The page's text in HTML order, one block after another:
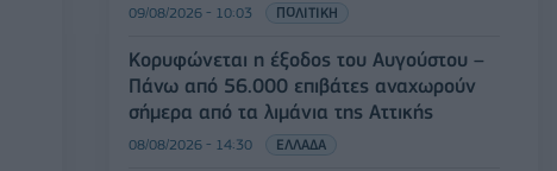
09/08/2026 - 10:03 ΠΟΛΙΤΙΚΗ
Κορυφώνεται η έξοδος του Αυγούστου –
Πάνω από 56.000 επιβάτες αναχωρούν
σήμερα από τα λιμάνια της Αττικής
08/08/2026 - 14:30 ΕΛΛΑΔΑ